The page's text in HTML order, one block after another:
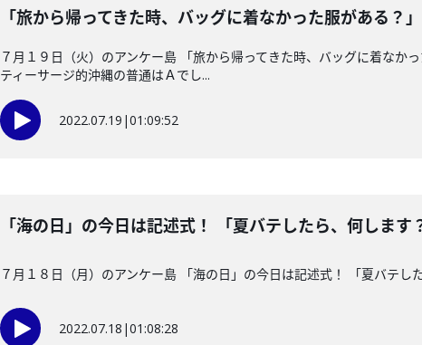
「旅から帰ってきた時、バッグに着なかった服がある？」
７月１９日（火）のアンケー島 「旅から帰ってきた時、バッグに着な
ティーサージ的沖縄の普通はＡでし...
2022.07.19 |01:09:52
「海の日」の今日は記述式！ 「夏バテしたら、何します
７月１８日（月）のアンケー島 「海の日」の今日は記述式！ 「夏バテし
2022.07.18 |01:08:28